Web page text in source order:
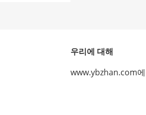
우리에 대해
www.ybzhan.com